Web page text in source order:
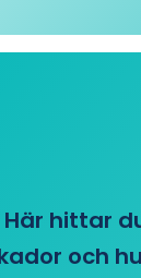
hittar
och